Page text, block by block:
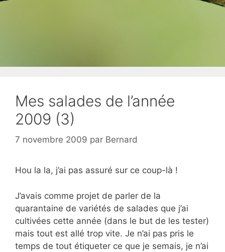
Mes salades de l’année
2009 (3)
7 novembre 2009 par Bernard
Hou la la, j’ai pas assuré sur ce coup-là !
J’avais comme projet de parler de la
quarantaine de variétés de salades que j’ai
cultivées cette année (dans le but de les tester)
mais tout est allé trop vite. Je n’ai pas pris le
temps de tout étiqueter ce que je semais, je n’ai